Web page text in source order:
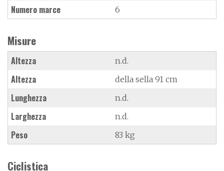
Numero marce 6
Misure
Altezza n.d.
Altezza della sella 91 cm
Lunghezza n.d.
Larghezza n.d.
Peso 83 kg
Ciclistica